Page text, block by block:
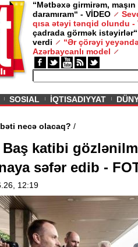
“Mətbəxə girmirəm, maşın
daramıram“ - VİDEO
qısa ətəyi tənqid olundu -
çadrada görmək
verdi
“Ər çörəyi
Azərbaycanlı model
SOSIAL İQTISADIYYAT
aqibəti necə olacaq?
Baş katibi
səfər edib -
12:19